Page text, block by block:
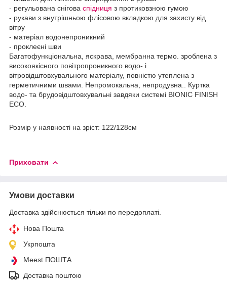
- регульована снігова спідниця з протиковзною гумою
- рукави з внутрішньою флісовою вкладкою для захисту від
вітру
- матеріал водонепроникний
- проклеєні шви
Багатофункціональна, яскрава, мембранна термо. зроблена з
високоякісного повітропроникного водо- і
вітровідштовхувального матеріалу, повністю утеплена з
герметичними швами. Непромокальна, непродувна.. Куртка
водо- та брудовідштовхувальні завдяки системі BIONIC FINISH
ECO.
Розмір у наявності на зріст: 122/128см
Приховати
Умови доставки
Доставка здійснюється тільки по передоплаті.
Нова Пошта
Укрпошта
Meest ПОШТА
Доставка поштою